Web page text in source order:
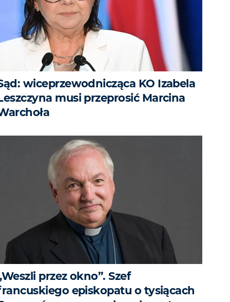
wiceprzewodnicząca KO Izabela
musi przeprosić Marcina
przez okno”. Szef
episkopatu o tysiącach